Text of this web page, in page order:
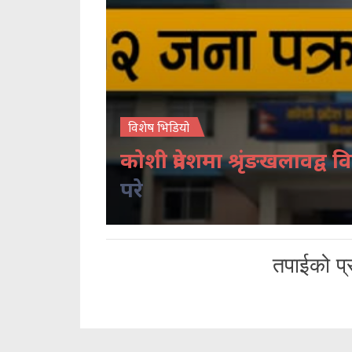
विशेष भिडियो
कोशी प्रदेशमा श्रृंङखलावद्व
परे
तपाईको